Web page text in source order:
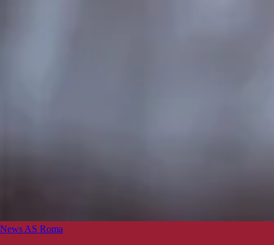
News AS Roma